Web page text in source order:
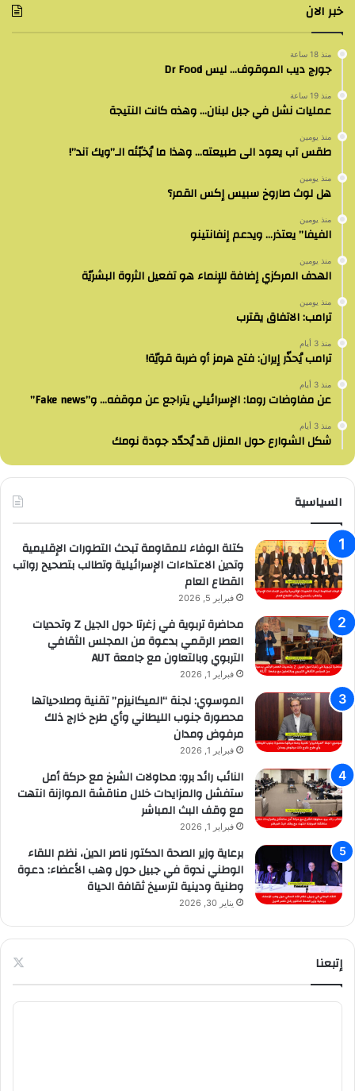
خبر الان
منذ 18 ساعة
جورج ديب الموقوف… ليس Dr Food
منذ 19 ساعة
عمليات نشل في جبل لبنان… وهذه كانت النتيجة
منذ يومين
طقس آب يعود الى طبيعته… وهذا ما يُخبّئه الـ”ويك آند”!
منذ يومين
هل لوث صاروخ سبيس إكس القمر؟
منذ يومين
الفيفا” يعتذر… ويدعم إنفانتينو
منذ يومين
الهدف المركزي إضافة للإنماء هو تفعيل الثروة البشريّة
منذ يومين
ترامب: الاتفاق يقترب
منذ 3 أيام
ترامب يُحذّر إيران: فتح هرمز أو ضربة قويّة!
منذ 3 أيام
عن مفاوضات روما: الإسرائيلي يتراجع عن موقفه… و”Fake news”
منذ 3 أيام
شكل الشوارع حول المنزل قد يُحدّد جودة نومك
السياسية
كتلة الوفاء للمقاومة تبحث التطورات الإقليمية
وتدين الاعتداءات الإسرائيلية وتطالب بتصحيح رواتب
القطاع العام
فبراير 5, 2026
محاضرة تربوية في زغرتا حول الجيل Z وتحديات
العصر الرقمي بدعوة من المجلس الثقافي
التربوي وبالتعاون مع جامعة AUT
فبراير 1, 2026
الموسوي: لجنة “الميكانيزم” تقنية وصلاحياتها
محصورة جنوب الليطاني وأي طرح خارج ذلك
مرفوض ومدان
فبراير 1, 2026
النائب رائد برو: محاولات الشرخ مع حركة أمل
ستفشل والمزايدات خلال مناقشة الموازنة انتهت
مع وقف البث المباشر
فبراير 1, 2026
برعاية وزير الصحة الدكتور ناصر الدين، نظم اللقاء
الوطني ندوة في جبيل حول وهب الأعضاء: دعوة
وطنية ودينية لترسيخ ثقافة الحياة
يناير 30, 2026
إتبعنا